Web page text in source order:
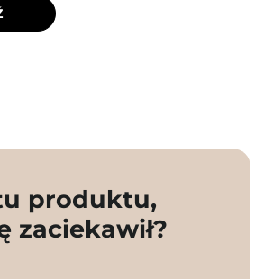
produktu,
zaciekawił?